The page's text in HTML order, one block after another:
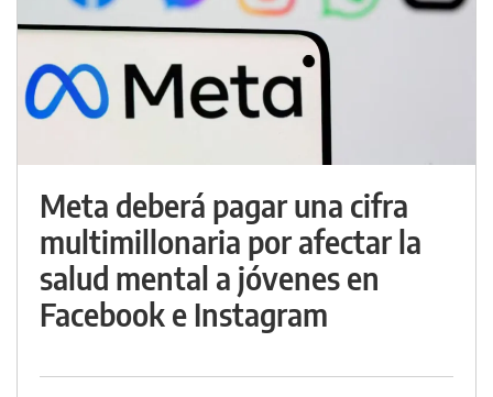
Meta deberá pagar una cifra
multimillonaria por afectar la
salud mental a jóvenes en
Facebook e Instagram